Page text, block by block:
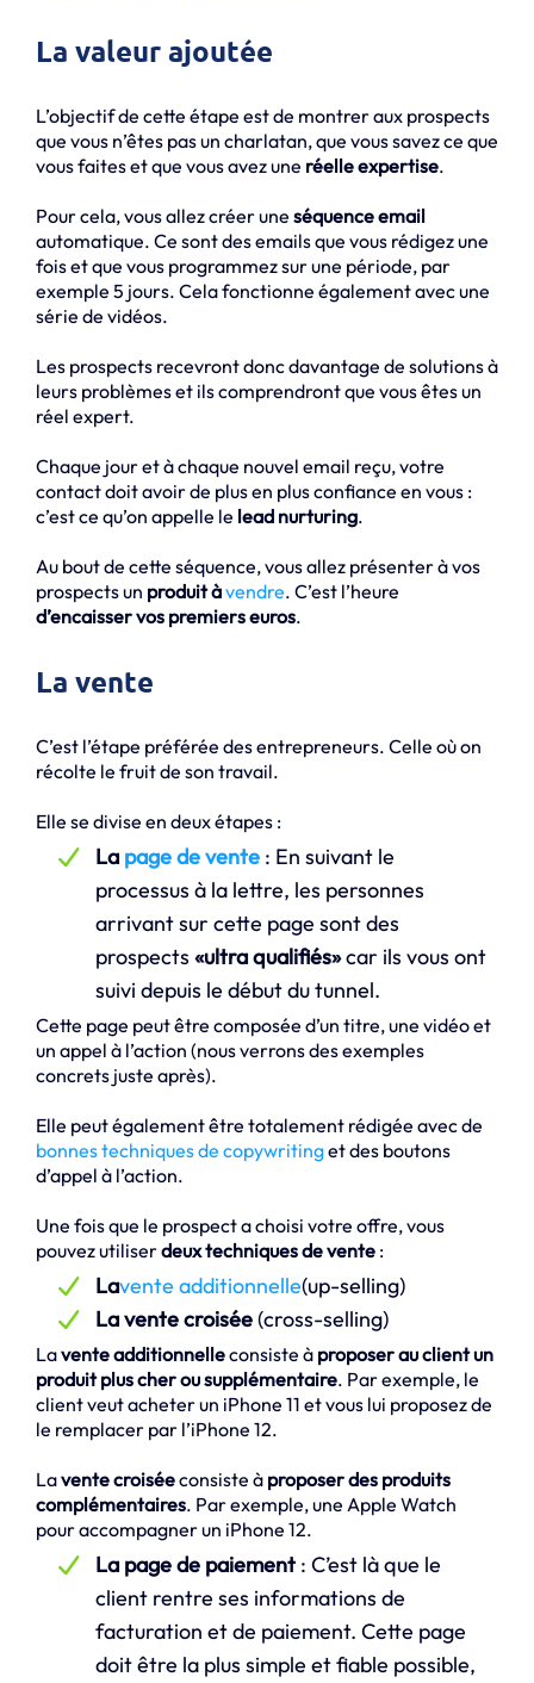
La valeur ajoutée
L’objectif de cette étape est de montrer aux prospects
que vous n’êtes pas un charlatan, que vous savez ce que
vous faites et que vous avez une réelle expertise.
Pour cela, vous allez créer une séquence email
automatique. Ce sont des emails que vous rédigez une
fois et que vous programmez sur une période, par
exemple 5 jours. Cela fonctionne également avec une
série de vidéos.
Les prospects recevront donc davantage de solutions à
leurs problèmes et ils comprendront que vous êtes un
réel expert.
Chaque jour et à chaque nouvel email reçu, votre
contact doit avoir de plus en plus confiance en vous :
c’est ce qu’on appelle le lead nurturing.
Au bout de cette séquence, vous allez présenter à vos
prospects un produit àvendre. C’est l’heure
d’encaisser vos premiers euros.
La vente
C’est l’étape préférée des entrepreneurs. Celle où on
récolte le fruit de son travail.
Elle se divise en deux étapes :
La page de vente : En suivant le
processus à la lettre, les personnes
arrivant sur cette page sont des
prospects «ultra qualifiés»car ils vous ont
suivi depuis le début du tunnel.
Cette page peut être composée d’un titre, une vidéo et
un appel à l’action (nous verrons des exemples
concrets juste après).
Elle peut également être totalement rédigée avec de
bonnes techniques de copywritinget des boutons
d’appel à l’action.
Une fois que le prospect a choisi votre offre, vous
pouvez utiliserdeux techniques de vente :
Lavente additionnelle(up-selling)
La vente croisée(cross-selling)
Lavente additionnelleconsiste à proposer au client un
produit plus cher ou supplémentaire. Par exemple, le
client veut acheter un iPhone 11 et vous lui proposez de
le remplacer par l’iPhone 12.
Lavente croiséeconsiste à proposer des produits
complémentaires. Par exemple, une Apple Watch
pour accompagner un iPhone 12.
La page de paiement : C’est là que le
client rentre ses informations de
facturation et de paiement. Cette page
doit être la plus simple et fiable possible,